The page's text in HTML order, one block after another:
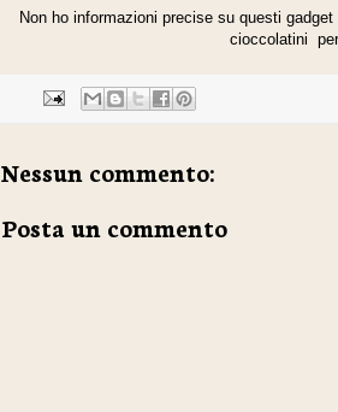
Non ho informazioni precise su questi
cioccolatini
Nessun commento:
Posta un commento